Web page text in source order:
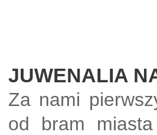
JUWENALIA
Za nami
od bram